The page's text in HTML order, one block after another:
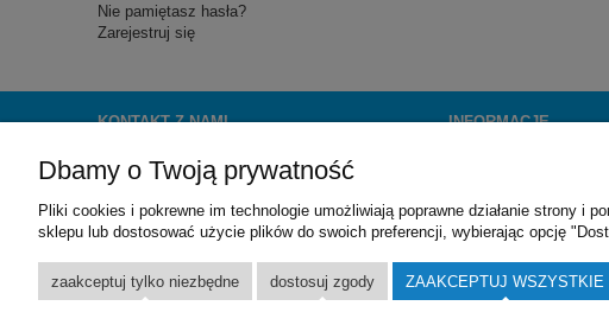
Nie pamiętasz hasła?
Zarejestruj się
KONTAKT Z NAMI
OceanKsiazek.pl
Wydawnictwo Poligraf sp. z o.o.
ul. Młyńska 38
55-093 Brzezia Łąka k/Wrocławia
tel:(71) 315-39-13
INFORMACJE
Dbamy o Twoją prywatność
Pliki cookies i pokrewne im technologie umożliwiają poprawne działanie strony i
sklepu lub dostosować użycie plików do swoich preferencji, wybierając opcję
zaakceptuj tylko niezbędne dostosuj zgody ZAAKCEPTUJ WSZYSTKIE